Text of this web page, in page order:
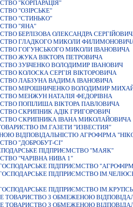
"КОРПАРАЦIЯ"
"ОЗIРСЬКЕ"
"СТИНЬКО"
"ЯНА"
БЕРЛIЗОВА ОЛЕКСАНДРА
ГЛАДКОГО МИКОЛИ
ГОГУНСЬКОГО МИКОЛИ IВАНОВИЧА
ЖУКА ВІКТОРА ПЕТРОВИЧА
ЗУБЧЕНКО ВОЛОДИМИР IВАНОВИЧ
КОЛОСКА СЕРГIЯ ВIКТОРОВИЧА
ЛАБЗУНА ВАДИМА IВАНОВИЧА
МIРОШНИЧЕНКО ВОЛОДИМИР
МЕНЖУН НАТАЛІЯ ФЕДОРІВНА
ПОПIЛИША ВIКТОРА ПАВЛОВИЧА
СКРИПНИК АДIК ГРИГОРОВИЧ
СКРИПНИКА ІВАНА МИКОЛАЙОВИЧА
IМ.ГАЗЕТИ "ИЗВЕСТИЯ"
ВІДПОВІДАЛЬНІСТЮ АГРОФІРМА
"ДОБРОБУТ-СI"
ПIДПРИЄМСТВО "МАЯК"
"ЧАРIВНА НИВА 1"
ПІДПРИЄМСТВО
ПІДПРИЄМСТВО
ПІДПРИЄМСТВО
ТОВАРИСТВО З ОБМЕЖЕНОЮ
ТОВАРИСТВО З ОБМЕЖЕНОЮ